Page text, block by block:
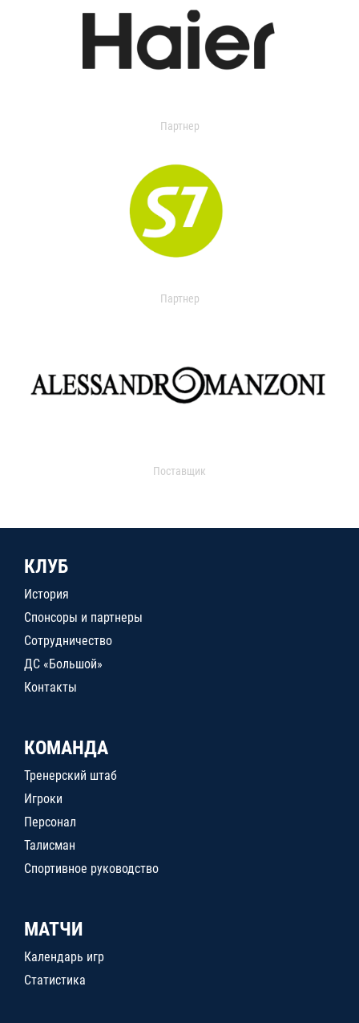
Партнер
Партнер
Поставщик
КЛУБ
История
Спонсоры и партнеры
Сотрудничество
ДС «Большой»
Контакты
КОМАНДА
Тренерский штаб
Игроки
Персонал
Талисман
Спортивное руководство
МАТЧИ
Календарь игр
Статистика